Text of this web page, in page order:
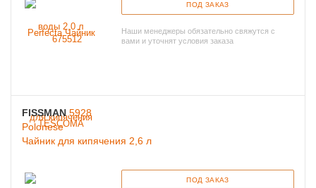
ПОД ЗАКАЗ
Наши менеджеры обязательно свяжутся с
вами и уточнят условия заказа
FISSMAN 5928
Polonese
Чайник для кипячения 2,6 л
ПОД ЗАКАЗ